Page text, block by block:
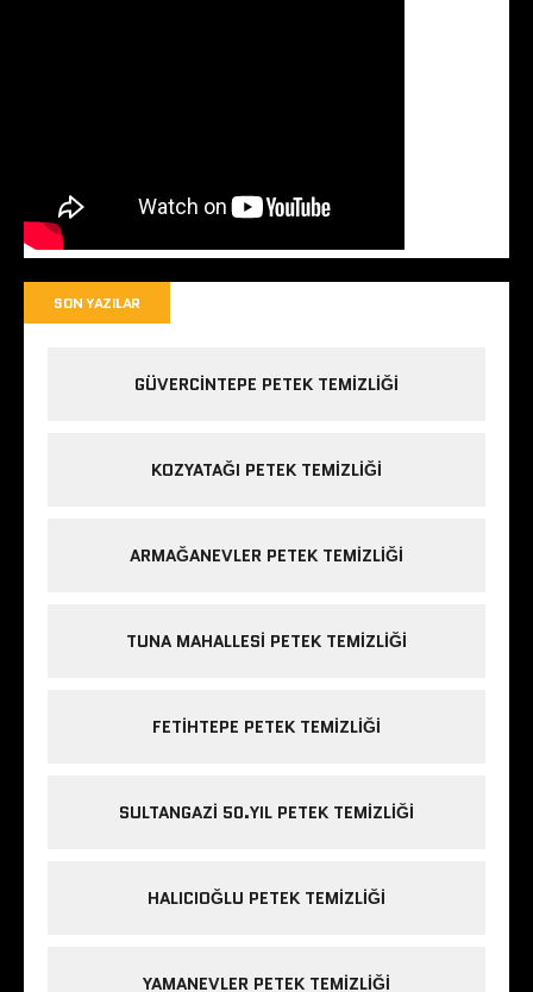
SON YAZILAR
GÜVERCINTEPE PETEK TEMIZLIĞI
KOZYATAĞI PETEK TEMIZLIĞI
ARMAĞANEVLER PETEK TEMIZLIĞI
TUNA MAHALLESI PETEK TEMIZLIĞI
FETIHTEPE PETEK TEMIZLIĞI
SULTANGAZI 50.YIL PETEK TEMIZLIĞI
HALICIOĞLU PETEK TEMIZLIĞI
YAMANEVLER PETEK TEMIZLIĞI